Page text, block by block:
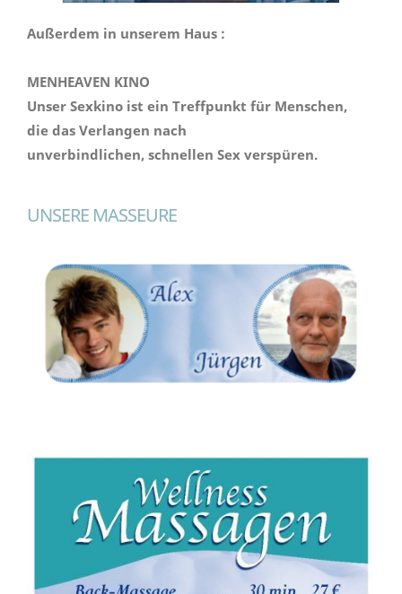
Außerdem in unserem Haus :
MENHEAVEN KINO
Unser Sexkino ist ein Treffpunkt für Menschen,
die das Verlangen nach
unverbindlichen, schnellen Sex verspüren.
UNSERE MASSEURE